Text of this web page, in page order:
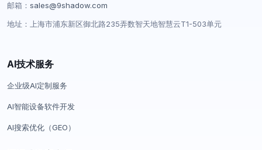
邮箱： sales@9shadow.com
地址：上海市浦东新区御北路235弄数智天地智慧云T1-503单元
AI技术服务
企业级AI定制服务
AI智能设备软件开发
AI搜索优化（GEO）